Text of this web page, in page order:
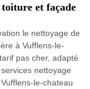
et façade
le nettoyage de
à Vufflens-le-
pas cher, adapté
nettoyage
le-chateau